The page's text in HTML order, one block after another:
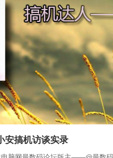
搞机访谈实录